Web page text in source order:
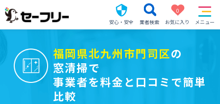
安心・安全 業者検索
0
お気に入り
メニュー
福岡県北九州市門司区の
窓清掃で
事業者を料金と口コミで簡単
比較